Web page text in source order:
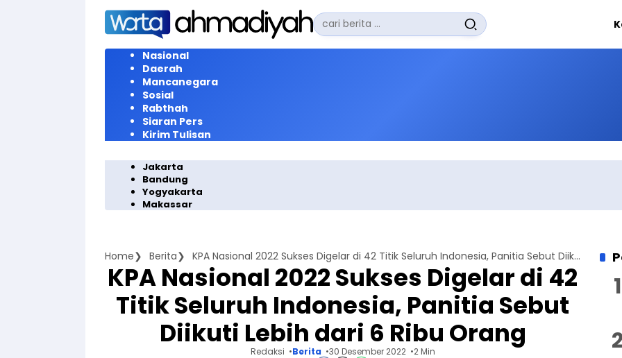
Langsung
konten
Pencarian
untuk:
Nasional
Daerah
Mancanegara
Sosial
Rabthah
Siaran Pers
Kirim Tulisan
Jakarta
Bandung
Yogyakarta
Makassar
Home Berita KPA Nasional 2022 Sukses Digelar di 42 Titik Seluruh Indonesia, Panitia Sebut Diikuti Lebih dari 6 Ribu Orang
KPA Nasional 2022 Sukses Digelar di 42
Titik Seluruh Indonesia, Panitia Sebut
Diikuti Lebih dari 6 Ribu Orang
Redaksi Berita 30 Desember 2022 2 Min